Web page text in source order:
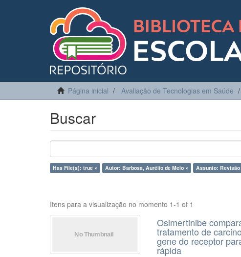
Página inicial Avaliação de Tecnologias em Saúde
Buscar
Has File(s): true × Autor: Barbosa, Aurélio de Melo × Assunto:
Itens para a visualização no momento 1-1 of 1
Osimertinibe
tratamento de
gene do receptor
rápida